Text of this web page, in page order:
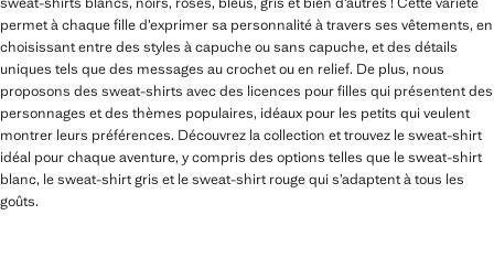
permet à chaque fille d’exprimer sa personnalité à travers ses vêtements, en
choisissant entre des styles à capuche ou sans capuche, et des détails
uniques tels que des messages au crochet ou en relief. De plus, nous
proposons des sweat-shirts avec des licences pour filles qui présentent des
personnages et des thèmes populaires, idéaux pour les petits qui veulent
montrer leurs préférences. Découvrez la collection et trouvez le sweat-shirt
idéal pour chaque aventure, y compris des options telles que le sweat-shirt
blanc, le sweat-shirt gris et le sweat-shirt rouge qui s’adaptent à tous les
goûts.